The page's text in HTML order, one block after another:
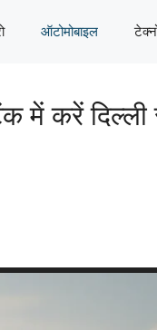
ऑटोमोबाइल
में करें